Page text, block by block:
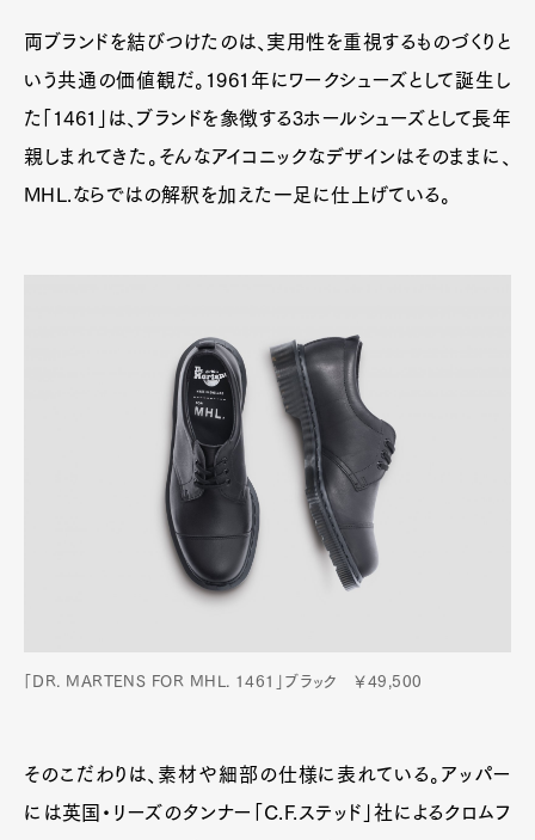
Art&DesignWatch
Fashion
Gourmet
Product Culture Lifestyle
Pen Membership
Magazine
Pen Meet
Pen international Pen tw
両ブランドを結びつけたのは、実用性を重視するものづくりと
いう共通の価値観だ。1961年にワークシューズとして誕生し
た「1461」は、ブランドを象徴する3ホールシューズとして長年
親しまれてきた。そんなアイコニックなデザインはそのままに、
MHL.ならではの解釈を加えた一足に仕上げている。
「DR. MARTENS FOR MHL. 1461」ブラック ￥49,500
そのこだわりは、素材や細部の仕様に表れている。アッパー
には英国・リーズのタンナー「C.F.ステッド」社によるクロムフ